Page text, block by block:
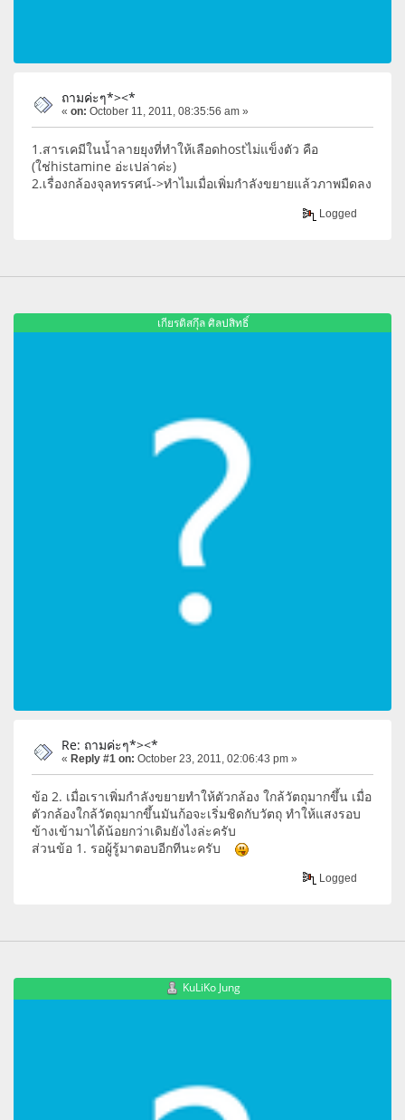
ถามค่ะๆ*><*
« on: October 11, 2011, 08:35:56 am »
1.สารเคมีในน้ำลายยุงที่ทำให้เลือดhostไม่แข็งตัว คือ
(ใช่histamine อ่ะเปล่าค่ะ)
2.เรื่องกล้องจุลทรรศน์->ทำไมเมื่อเพิ่มกำลังขยายแล้วภาพมืดลง
Logged
เกียรติสกุึล ศิลปสิทธิ์
Re: ถามค่ะๆ*><*
« Reply #1 on: October 23, 2011, 02:06:43 pm »
ข้อ 2. เมื่อเราเพิ่มกำลังขยายทำให้ตัวกล้อง ใกล้วัตถุมากขึ้น เมื่อ
ตัวกล้องใกล้วัตถุมากขึ้นมันก้อจะเริ่มชิดกับวัตถุ ทำให้แสงรอบ
ข้างเข้ามาได้น้อยกว่าเดิมยังไงล่ะครับ
ส่วนข้อ 1. รอผู้รู้มาตอบอีกทีนะครับ
Logged
KuLiKo Jung